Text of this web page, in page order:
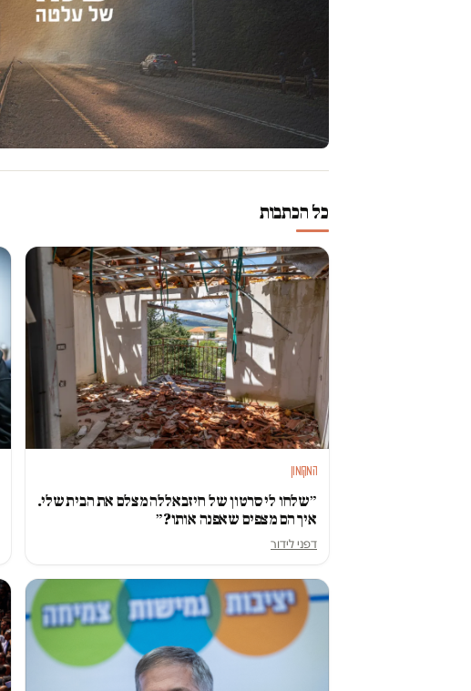
כל הכתבות
המקומון
״שלחו לי סרטון של חיזבאללה מצלם את הבית שלי.
איך הם מצפים שאפנה אותו?״
דפני לידור